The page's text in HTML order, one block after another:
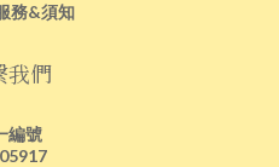
務&須知
我們
編號